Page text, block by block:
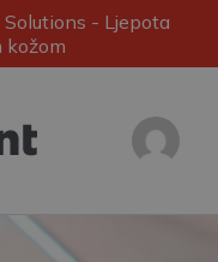
- Ljepota
kožom